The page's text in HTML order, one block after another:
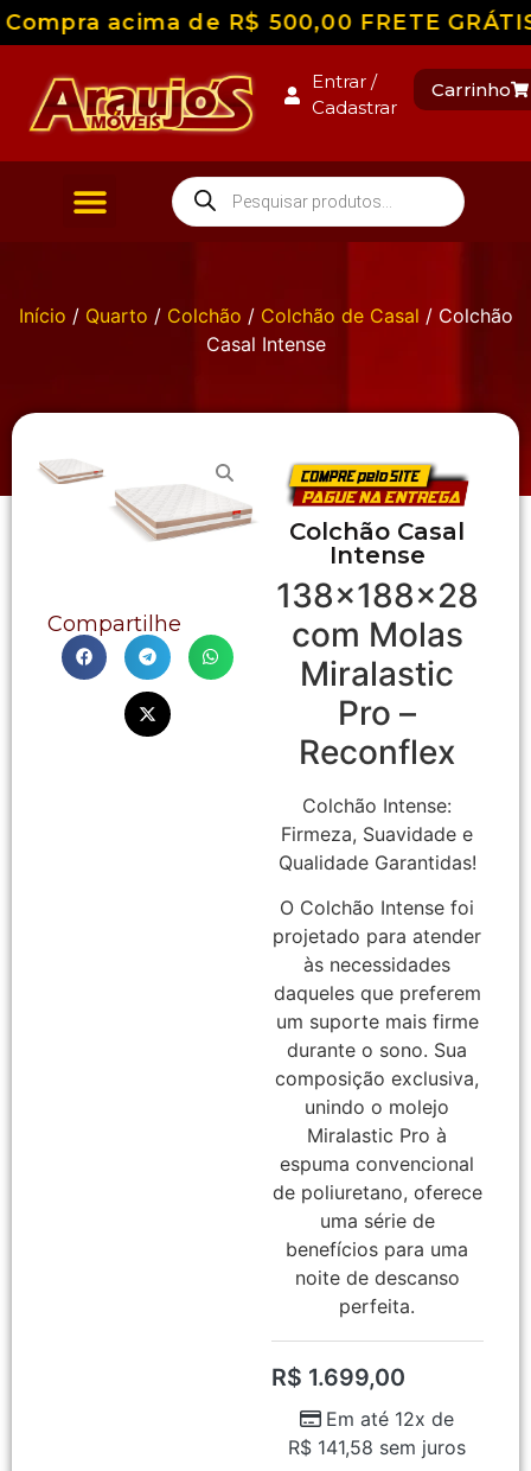
acima de R$ 500,00 FRETE
Entrar /
Cadastrar
Carrinho
Início / Quarto / Colchão / Colchão de Casal / Colchão
Casal Intense
Compartilhe
Colchão Casal
Intense
138x188x28
com Molas
Miralastic
Pro –
Reconflex
Colchão Intense:
Firmeza, Suavidade e
Qualidade Garantidas!
O Colchão Intense foi
projetado para atender
às necessidades
daqueles que preferem
um suporte mais firme
durante o sono. Sua
composição exclusiva,
unindo o molejo
Miralastic Pro à
espuma convencional
de poliuretano, oferece
uma série de
benefícios para uma
noite de descanso
perfeita.
R$ 1.699,00
Em até 12x de
R$ 141,58 sem juros